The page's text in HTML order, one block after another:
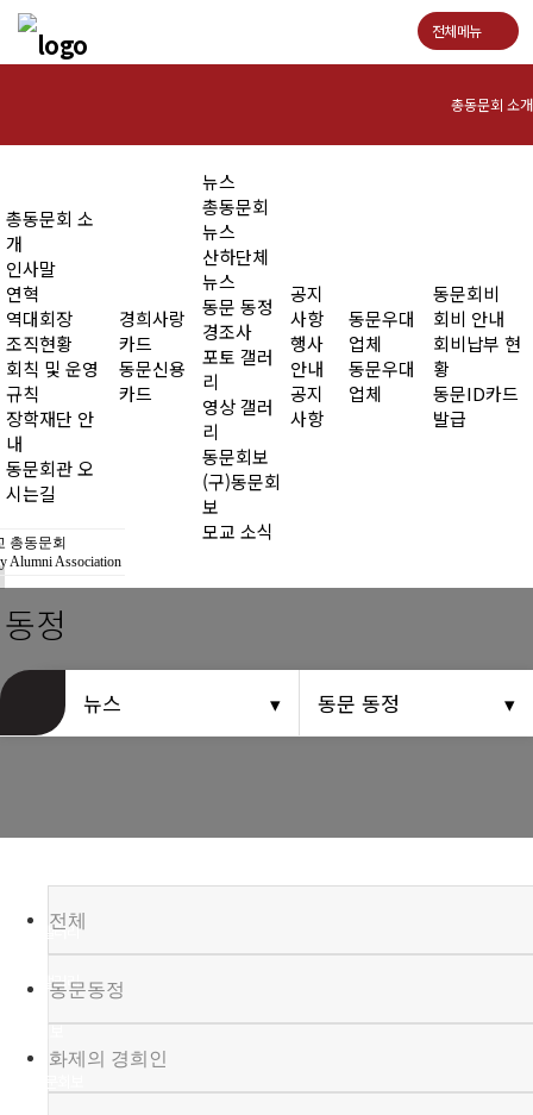
전체메뉴
총동문회 소개
연혁
역대회장
조직현황
회칙 및 운영규칙
장학재단 안내
동문회관 오시는길
뉴스
총동문회 뉴스
경조사
포토 갤러리
영상 갤러리
동문회보
(구)동문회보
총동문회 소
개
인사말
연혁
역대회장
조직현황
회칙 및 운영
규칙
장학재단 안
내
동문회관 오
시는길
경희사랑
카드
동문신용
카드
뉴스
총동문회
뉴스
산하단체
뉴스
동문 동정
경조사
포토 갤러
리
영상 갤러
리
동문회보
(구)동문회
보
모교 소식
공지
사항
행사
안내
공지
사항
동문우대
업체
동문우대
업체
동문회비
회비 안내
회비납부 현
황
동문ID카드
발급
총동문회
Alumni Association
정
뉴스 동문 동정
전체
동문동정
화제의 경희인